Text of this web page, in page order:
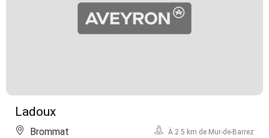
Ladoux
Brommat À 2.5 km de Mur-de-Barrez